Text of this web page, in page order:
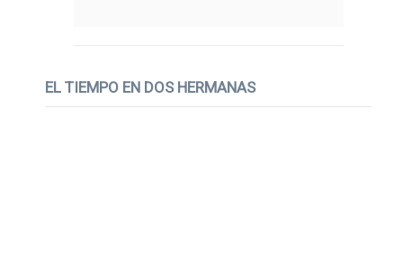
EL TIEMPO EN DOS HERMANAS